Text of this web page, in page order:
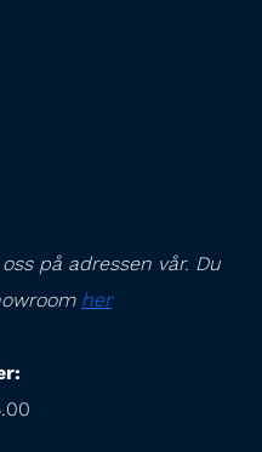
på adressen vår. Du
her